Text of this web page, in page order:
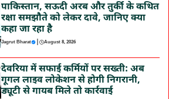
पाकिस्तान, सऊदी अरब और तुर्की के कथित
रक्षा समझौते को लेकर दावे, जानिए क्या
कहा जा रहा है
Jagrut Bharat | August 8, 2026
देवरिया में सफाई कर्मियों पर सख्ती: अब
गूगल लाइव लोकेशन से होगी निगरानी,
ड्यूटी से गायब मिले तो कार्रवाई